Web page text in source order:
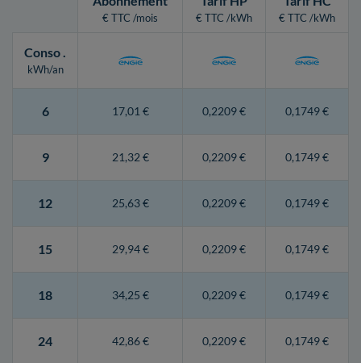
€ TTC /mois € TTC /kWh € TTC /kWh
Conso.
kWh/an
6 17,01 € 0,2209 € 0,1749 €
9 21,32 € 0,2209 € 0,1749 €
12 25,63 € 0,2209 € 0,1749 €
15 29,94 € 0,2209 € 0,1749 €
18 34,25 € 0,2209 € 0,1749 €
24 42,86 € 0,2209 € 0,1749 €